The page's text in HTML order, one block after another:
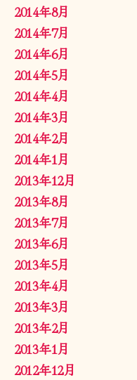
2014年8月
2014年7月
2014年6月
2014年5月
2014年4月
2014年3月
2014年2月
2014年1月
2013年12月
2013年8月
2013年7月
2013年6月
2013年5月
2013年4月
2013年3月
2013年2月
2013年1月
2012年12月